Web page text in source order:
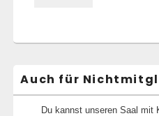
Auch für
Du kannst unseren Saal mit